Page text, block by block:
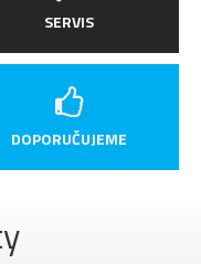
SERVIS
DOPORUČUJEME